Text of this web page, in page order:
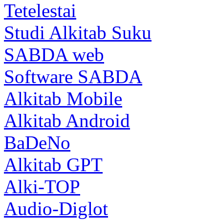
Tetelestai
Studi Alkitab Suku
SABDA web
Software SABDA
Alkitab Mobile
Alkitab Android
BaDeNo
Alkitab GPT
Alki-TOP
Audio-Diglot